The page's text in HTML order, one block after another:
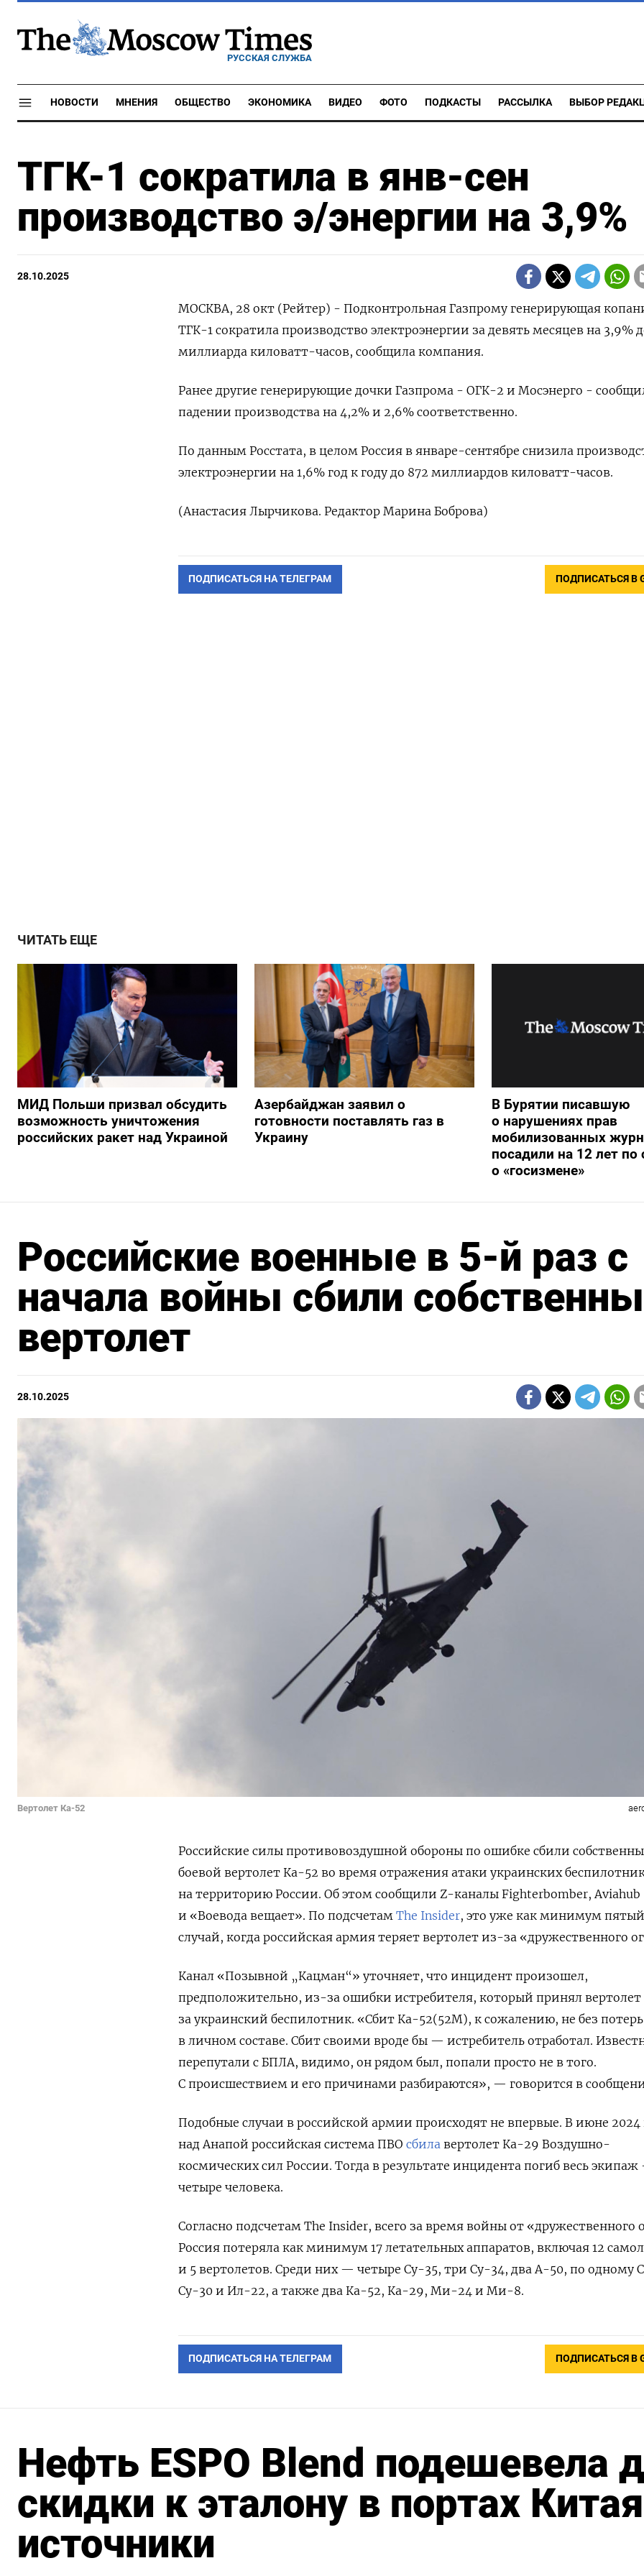
РУССКАЯ СЛУЖБА
НОВОСТИ МНЕНИЯ ОБЩЕСТВО ЭКОНОМИКА ВИДЕО ФОТО ПОДКАСТЫ РАССЫЛКА ВЫБОР
ТГК-1 сократила в янв-сен
производство э/энергии на 3,9%
28.10.2025
МОСКВА, 28 окт (Рейтер) - Подконтрольная Газпрому генерирующая
ТГК-1 сократила производство электроэнергии за девять месяцев на 3,9%
миллиарда киловатт-часов, сообщила компания.
Ранее другие генерирующие дочки Газпрома - ОГК-2 и Мосэнерго -
падении производства на 4,2% и 2,6% соответственно.
По данным Росстата, в целом Россия в январе-сентябре снизила
электроэнергии на 1,6% год к году до 872 миллиардов киловатт-часов.
(Анастасия Лырчикова. Редактор Марина Боброва)
ПОДПИСАТЬСЯ НА ТЕЛЕГРАМ ПОДПИСАТЬСЯ В
ЧИТАТЬ ЕЩЕ
МИД Польши призвал обсудить
возможность уничтожения
российских ракет над Украиной
Азербайджан заявил о
готовности поставлять газ в
Украину
В Бурятии писавшую
о нарушениях прав
мобилизованных
посадили на 12 лет по
о «госизмене»
Российские военные в 5-й раз с
начала войны сбили
вертолет
28.10.2025
Вертолет Ка-52
Российские силы противовоздушной обороны по ошибке сбили
боевой вертолет Ка-52 во время отражения атаки украинских
на территорию России. Об этом сообщили Z-каналы Fighterbomber, Aviahub
и «Воевода вещает». По подсчетам The Insider, это уже как минимум пятый
случай, когда российская армия теряет вертолет из-за «дружественного
Канал «Позывной „Кацман“» уточняет, что инцидент произошел,
предположительно, из-за ошибки истребителя, который принял вертолет
за украинский беспилотник. «Сбит Ка-52(52М), к сожалению, не без потерь
в личном составе. Сбит своими вроде бы — истребитель отработал.
перепутали с БПЛА, видимо, он рядом был, попали просто не в того.
С происшествием и его причинами разбираются», — говорится в
Подобные случаи в российской армии происходят не впервые. В июне 2024
над Анапой российская система ПВО сбила вертолет Ка-29 Воздушно-
космических сил России. Тогда в результате инцидента погиб весь
четыре человека.
Согласно подсчетам The Insider, всего за время войны от «дружественного
Россия потеряла как минимум 17 летательных аппаратов, включая 12
и 5 вертолетов. Среди них — четыре Су-35, три Су-34, два А-50, по одному
Су-30 и Ил-22, а также два Ка-52, Ка-29, Ми-24 и Ми-8.
ПОДПИСАТЬСЯ НА ТЕЛЕГРАМ ПОДПИСАТЬСЯ В
Нефть ESPO Blend подешевела
скидки к эталону в портах
источники